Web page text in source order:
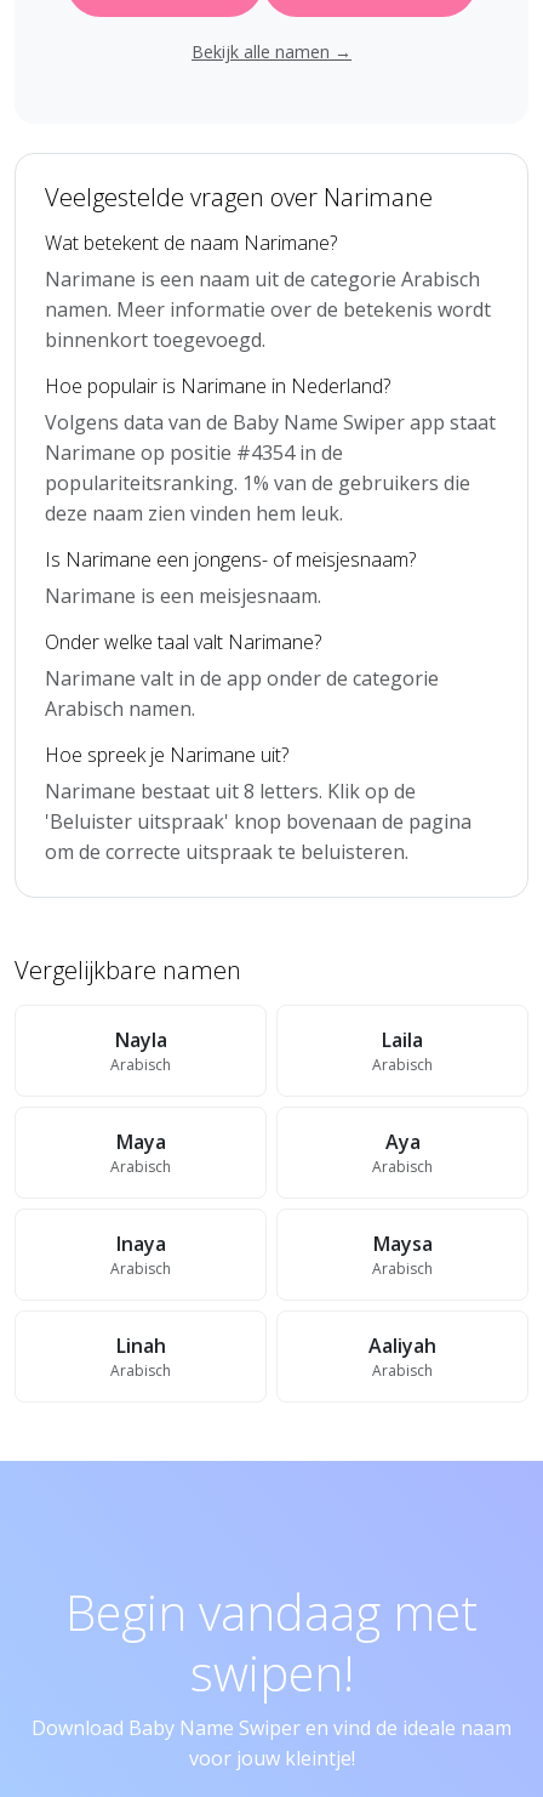
Bekijk alle namen →
Veelgestelde vragen over Narimane
Wat betekent de naam Narimane?
Narimane is een naam uit de categorie Arabisch
namen. Meer informatie over de betekenis wordt
binnenkort toegevoegd.
Hoe populair is Narimane in Nederland?
Volgens data van de Baby Name Swiper app staat
Narimane op positie #4354 in de
populariteitsranking. 1% van de gebruikers die
deze naam zien vinden hem leuk.
Is Narimane een jongens- of meisjesnaam?
Narimane is een meisjesnaam.
Onder welke taal valt Narimane?
Narimane valt in de app onder de categorie
Arabisch namen.
Hoe spreek je Narimane uit?
Narimane bestaat uit 8 letters. Klik op de
'Beluister uitspraak' knop bovenaan de pagina
om de correcte uitspraak te beluisteren.
Vergelijkbare namen
Nayla
Arabisch
Laila
Arabisch
Maya
Arabisch
Aya
Arabisch
Inaya
Arabisch
Maysa
Arabisch
Linah
Arabisch
Aaliyah
Arabisch
Begin vandaag met
swipen!
Download Baby Name Swiper en vind de ideale naam
voor jouw kleintje!